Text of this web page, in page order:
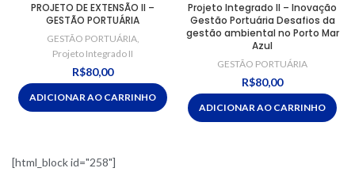
PROJETO DE EXTENSÃO II –
GESTÃO PORTUÁRIA
GESTÃO PORTUÁRIA,
Projeto Integrado II
R$80,00
ADICIONAR AO CARRINHO
Projeto Integrado II – Inovação
Gestão Portuária Desafios da
gestão ambiental no Porto Mar
Azul
GESTÃO PORTUÁRIA
R$80,00
ADICIONAR AO CARRINHO
[html_block id="258"]